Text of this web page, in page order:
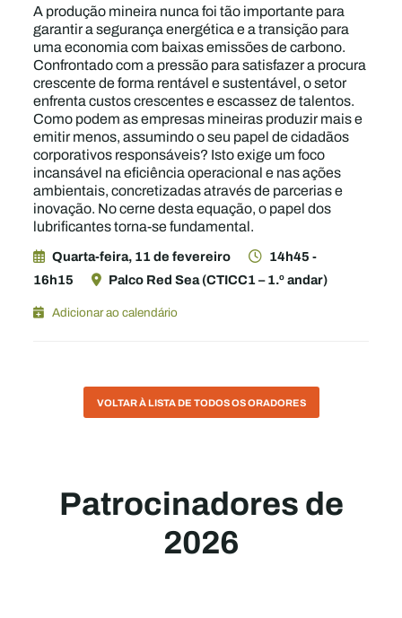
A produção mineira nunca foi tão importante para
garantir a segurança energética e a transição para
uma economia com baixas emissões de carbono.
Confrontado com a pressão para satisfazer a procura
crescente de forma rentável e sustentável, o setor
enfrenta custos crescentes e escassez de talentos.
Como podem as empresas mineiras produzir mais e
emitir menos, assumindo o seu papel de cidadãos
corporativos responsáveis? Isto exige um foco
incansável na eficiência operacional e nas ações
ambientais, concretizadas através de parcerias e
inovação. No cerne desta equação, o papel dos
lubrificantes torna-se fundamental.
Quarta-feira, 11 de fevereiro
14h45 -
16h15
Palco Red Sea (CTICC1 – 1.º andar)
Adicionar ao calendário
VOLTAR À LISTA DE TODOS OS ORADORES
Patrocinadores de
2026